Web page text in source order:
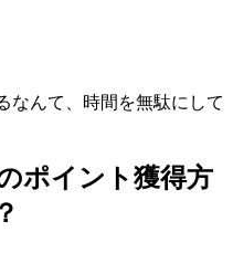
なんて、時間を無駄にして
ポイント獲得方